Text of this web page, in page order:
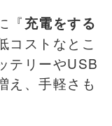
『充電をする
コストなとこ
テリーやUSB
え、手軽さも